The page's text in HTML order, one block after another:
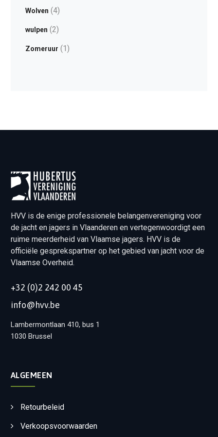
Wolven (4)
wulpen (2)
Zomeruur (1)
HVV is de enige professionele belangenvereniging voor
de jacht en jagers in Vlaanderen en vertegenwoordigt een
ruime meerderheid van Vlaamse jagers. HVV is de
officiële gesprekspartner op het gebied van jacht voor de
Vlaamse Overheid.
+32 (0)2 242 00 45
info@hvv.be
Lambermontlaan 410, bus 1
1030 Brussel
ALGEMEEN
Retourbeleid
Verkoopsvoorwaarden